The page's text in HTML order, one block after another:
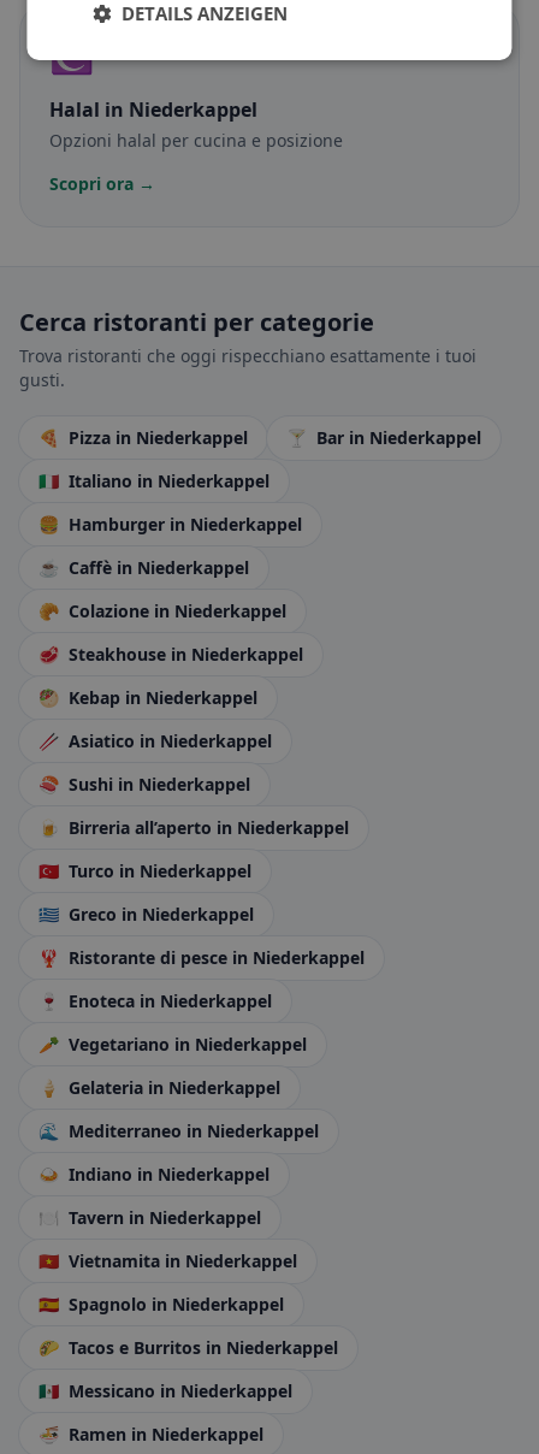
☪️
Halal in Niederkappel
Opzioni halal per cucina e posizione
Scopri ora →
Cerca ristoranti per categorie
Trova ristoranti che oggi rispecchiano esattamente i tuoi
gusti.
🍕 Pizza in Niederkappel 🍸 Bar in Niederkappel
🇮🇹 Italiano in Niederkappel
🍔 Hamburger in Niederkappel
☕ Caffè in Niederkappel
🥐 Colazione in Niederkappel
🥩 Steakhouse in Niederkappel
🥙 Kebap in Niederkappel
🥢 Asiatico in Niederkappel
🍣 Sushi in Niederkappel
🍺 Birreria all’aperto in Niederkappel
🇹🇷 Turco in Niederkappel
🇬🇷 Greco in Niederkappel
🦞 Ristorante di pesce in Niederkappel
🍷
Enoteca in Niederkappel
🥕 Vegetariano in Niederkappel
🍦
Gelateria in Niederkappel
🌊
Mediterraneo in Niederkappel
🍛 Indiano in Niederkappel
🍽️ Tavern in Niederkappel
🇻🇳 Vietnamita in Niederkappel
🇪🇸 Spagnolo in Niederkappel
🌮 Tacos e Burritos in Niederkappel
🇲🇽 Messicano in Niederkappel
🍜 Ramen in Niederkappel
DETAILS ANZEIGEN